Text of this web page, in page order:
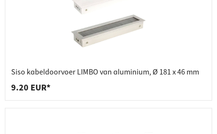
Siso kabeldoorvoer LIMBO van aluminium, Ø 181 x 46 mm
9.20 EUR*